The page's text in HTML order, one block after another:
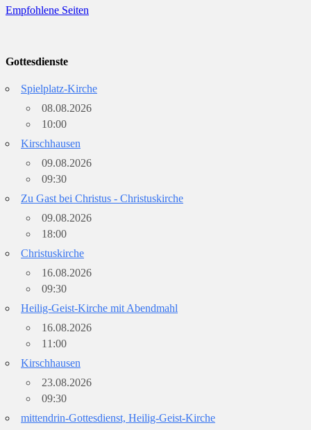
Empfohlene Seiten
Gottesdienste
Spielplatz-Kirche
08.08.2026
10:00
Kirschhausen
09.08.2026
09:30
Zu Gast bei Christus - Christuskirche
09.08.2026
18:00
Christuskirche
16.08.2026
09:30
Heilig-Geist-Kirche mit Abendmahl
16.08.2026
11:00
Kirschhausen
23.08.2026
09:30
mittendrin-Gottesdienst, Heilig-Geist-Kirche